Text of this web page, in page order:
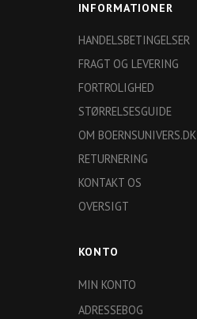
INFORMATIONER
HANDELSBETINGELSER
FRAGT OG LEVERING
FORTROLIGHED
STØRRELSESGUIDE
OM BOERNSUNIVERS.DK
RETURNERING
KONTAKT OS
OVERSIGT
KONTO
MIN KONTO
ADRESSEBOG